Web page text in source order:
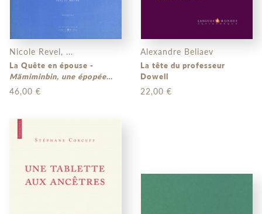
Nicole Revel, ...
La Quête en épouse -
Mämiminbin, une épopée
palawan chantée par Mäsinu
46,00 €
Alexandre Beliaev
La tête du professeur
Dowell
22,00 €